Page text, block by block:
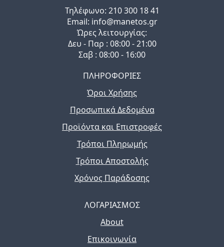
Τηλέφωνo: 210 300 18 41
Email: info@manetos.gr
Ώρες λειτουργίας:
Δευ - Παρ : 08:00 - 21:00
Σαβ : 08:00 - 16:00
ΠΛΗΡΟΦΟΡΙΕΣ
Όροι Χρήσης
Προσωπικά Δεδομένα
Προϊόντα και Επιστροφές
Τρόποι Πληρωμής
Τρόποι Αποστολής
Χρόνος Παράδοσης
ΛΟΓΑΡΙΑΣΜΟΣ
About
Επικοινωνία